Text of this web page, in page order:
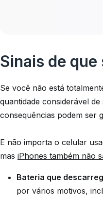
Sinais de
Se você não está
quantidade considerável
consequências podem ser
E não importa o celular
mas iPhones também não
Bateria que
por vários motivos,